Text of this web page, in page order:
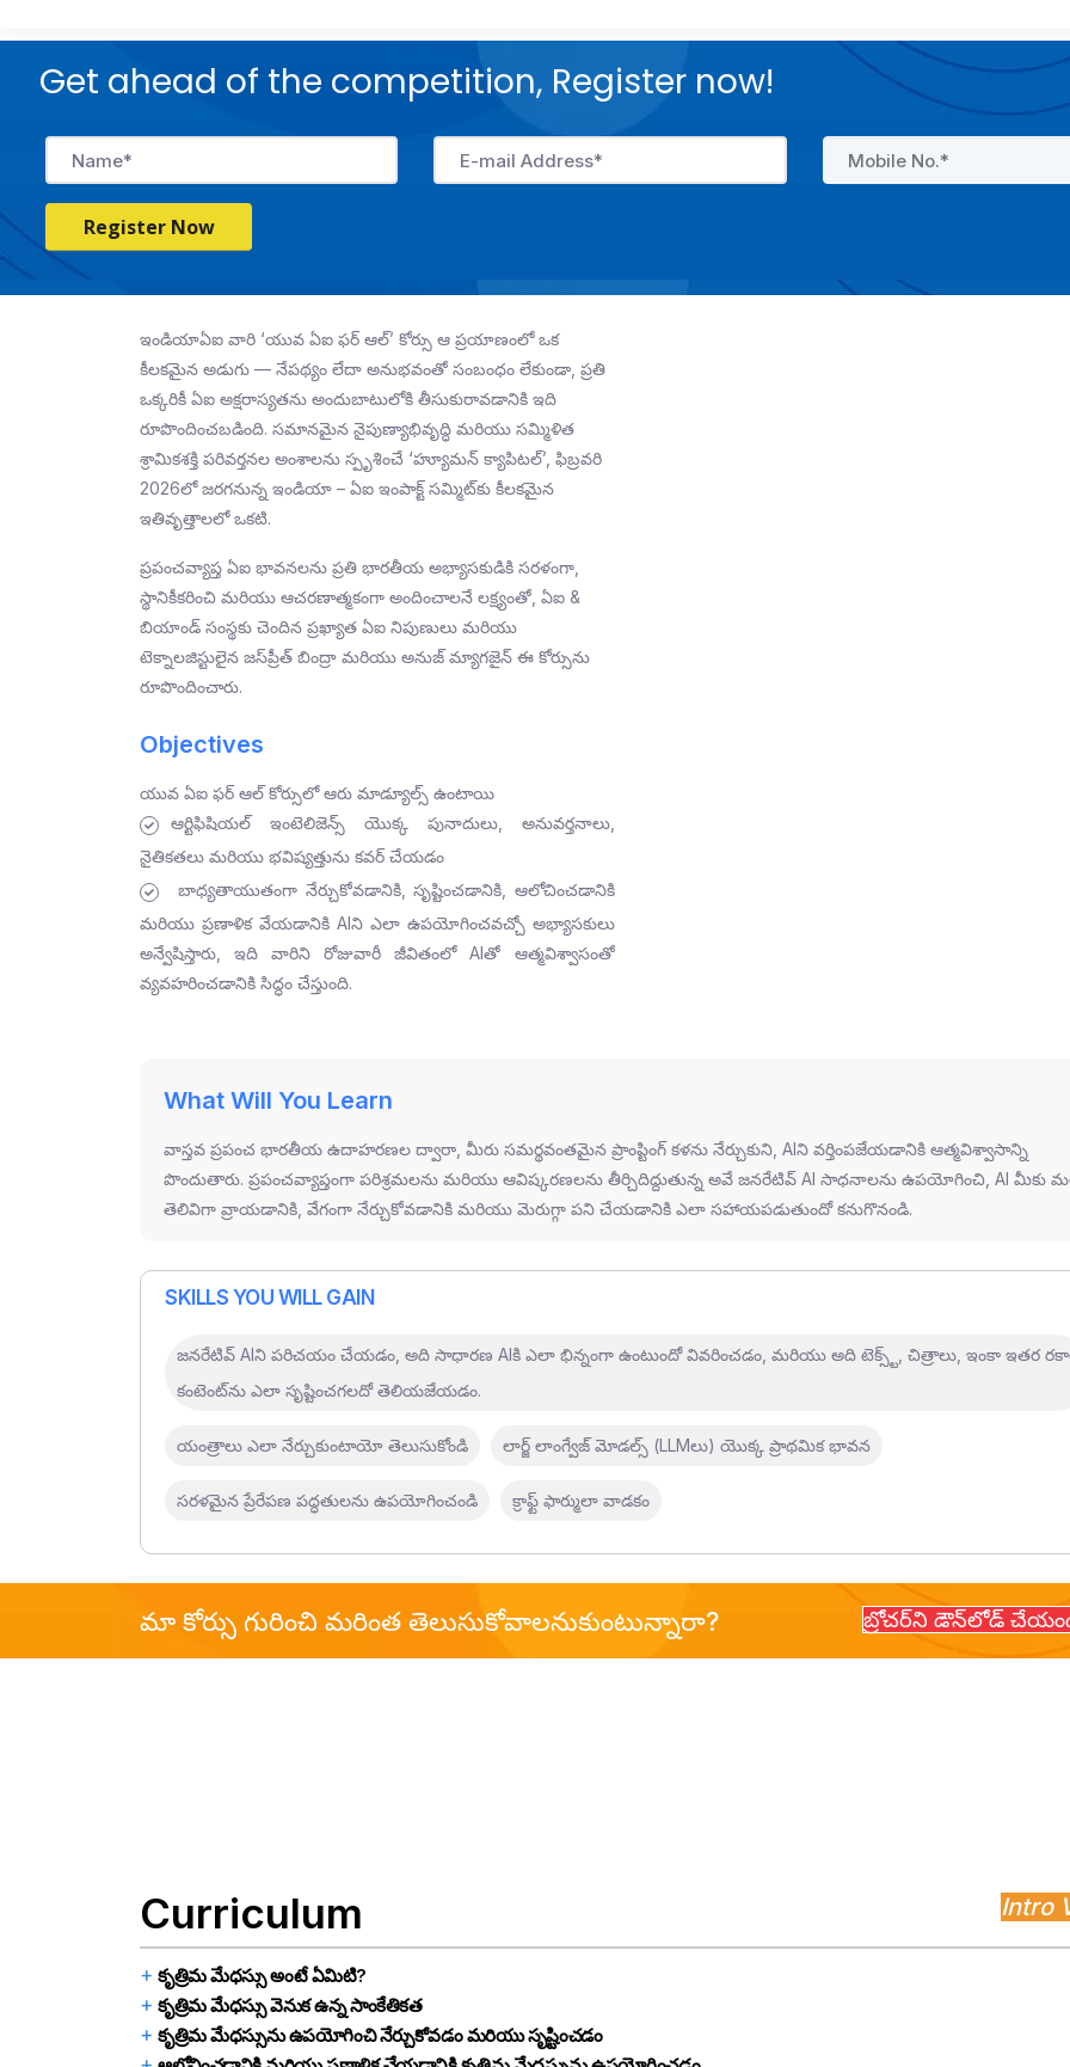
Get ahead of the competition, Register now!
Register Now
ఇండియాఏఐ వారి ‘యువ ఏఐ ఫర్ ఆల్’ కోర్సు ఆ ప్రయాణంలో ఒక
కీలకమైన అడుగు — నేపథ్యం లేదా అనుభవంతో సంబంధం లేకుండా, ప్రతి
ఒక్కరికీ ఏఐ అక్షరాస్యతను అందుబాటులోకి తీసుకురావడానికి ఇది
రూపొందించబడింది. సమానమైన నైపుణ్యాభివృద్ధి మరియు సమ్మిళిత
శ్రామికశక్తి పరివర్తనల అంశాలను స్పృశించే ‘హ్యూమన్ క్యాపిటల్’, ఫిబ్రవరి
2026లో జరగనున్న ఇండియా – ఏఐ ఇంపాక్ట్ సమ్మిట్‌కు కీలకమైన
ఇతివృత్తాలలో ఒకటి.
ప్రపంచవ్యాప్త ఏఐ భావనలను ప్రతి భారతీయ అభ్యాసకుడికి సరళంగా,
స్థానికీకరించి మరియు ఆచరణాత్మకంగా అందించాలనే లక్ష్యంతో, ఏఐ &
బియాండ్ సంస్థకు చెందిన ప్రఖ్యాత ఏఐ నిపుణులు మరియు
టెక్నాలజిస్టులైన జస్‌ప్రీత్ బింద్రా మరియు అనుజ్ మ్యాగజైన్ ఈ కోర్సును
రూపొందించారు.
Objectives
యువ ఏఐ ఫర్ ఆల్ కోర్సులో ఆరు మాడ్యూల్స్ ఉంటాయి
ఆర్టిఫిషియల్ ఇంటెలిజెన్స్ యొక్క పునాదులు, అనువర్తనాలు,
నైతికతలు మరియు భవిష్యత్తును కవర్ చేయడం
బాధ్యతాయుతంగా నేర్చుకోవడానికి, సృష్టించడానికి, ఆలోచించడానికి
మరియు ప్రణాళిక వేయడానికి AIని ఎలా ఉపయోగించవచ్చో అభ్యాసకులు
అన్వేషిస్తారు, ఇది వారిని రోజువారీ జీవితంలో AIతో ఆత్మవిశ్వాసంతో
వ్యవహరించడానికి సిద్ధం చేస్తుంది.
What Will You Learn
వాస్తవ ప్రపంచ భారతీయ ఉదాహరణల ద్వారా, మీరు సమర్థవంతమైన ప్రాంప్టింగ్ కళను నేర్చుకుని, AIని వర్తింపజేయడానికి ఆత్మవిశ్వాసాన్ని
పొందుతారు. ప్రపంచవ్యాప్తంగా పరిశ్రమలను మరియు ఆవిష్కరణలను తీర్చిదిద్దుతున్న అవే జనరేటివ్ AI సాధనాలను ఉపయోగించి, AI మీకు
తెలివిగా వ్రాయడానికి, వేగంగా నేర్చుకోవడానికి మరియు మెరుగ్గా పని చేయడానికి ఎలా సహాయపడుతుందో కనుగొనండి.
SKILLS YOU WILL GAIN
జనరేటివ్ AIని పరిచయం చేయడం, అది సాధారణ AIకి ఎలా భిన్నంగా ఉంటుందో వివరించడం, మరియు అది టెక్స్ట్, చిత్రాలు, ఇంకా ఇతర
కంటెంట్‌ను ఎలా సృష్టించగలదో తెలియజేయడం.
యంత్రాలు ఎలా నేర్చుకుంటాయో తెలుసుకోండి లార్జ్ లాంగ్వేజ్ మోడల్స్ (LLMలు) యొక్క ప్రాథమిక భావన
సరళమైన ప్రేరేపణ పద్ధతులను ఉపయోగించండి క్రాఫ్ట్ ఫార్ములా వాడకం
మా కోర్సు గురించి మరింత తెలుసుకోవాలనుకుంటున్నారా? బ్రోచర్‌ని డౌన్‌లోడ్
Curriculum Intro
కృత్రిమ మేధస్సు అంటే ఏమిటి?
కృత్రిమ మేధస్సు వెనుక ఉన్న సాంకేతికత
కృత్రిమ మేధస్సును ఉపయోగించి నేర్చుకోవడం మరియు సృష్టించడం